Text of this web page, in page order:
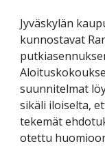
Jyväskylän
kunnostavat
suunnitelmat
sikäli iloiselta,
tekemät
otettu